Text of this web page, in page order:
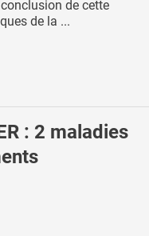
de cette
de la ...
: 2 maladies